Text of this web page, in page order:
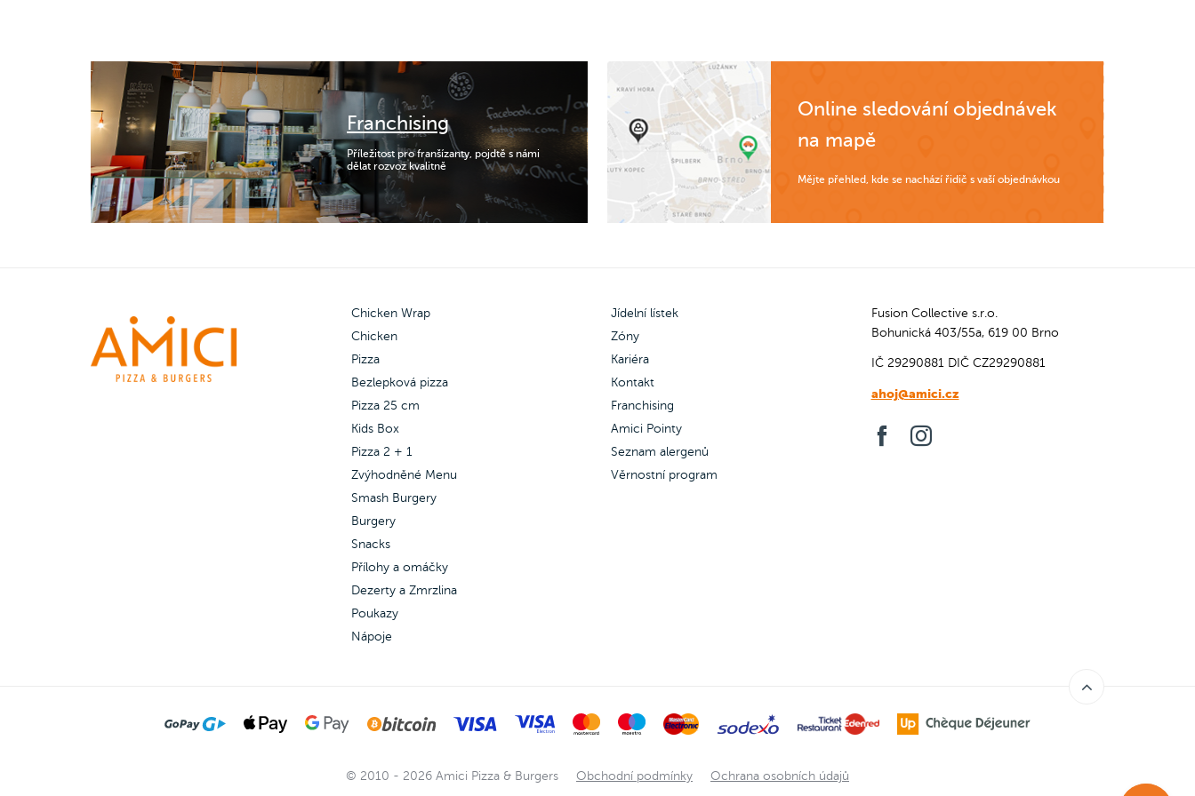
Franchising
Příležitost pro franšízanty, pojdtě s námi
dělat rozvoz kvalitně
Online sledování objednávek
na mapě
Mějte přehled, kde se nachází řidič s vaší objednávkou
Chicken Wrap
Chicken
Pizza
Bezlepková pizza
Pizza 25 cm
Kids Box
Pizza 2 + 1
Zvýhodněné Menu
Smash Burgery
Burgery
Snacks
Přílohy a omáčky
Dezerty a Zmrzlina
Poukazy
Nápoje
Jídelní lístek
Zóny
Kariéra
Kontakt
Franchising
Amici Pointy
Seznam alergenů
Věrnostní program
Fusion Collective s.r.o.
Bohunická 403/55a, 619 00 Brno
IČ 29290881 DIČ CZ29290881
ahoj@amici.cz
© 2010 - 2026 Amici Pizza & Burgers Obchodní podmínky Ochrana osobních údajů